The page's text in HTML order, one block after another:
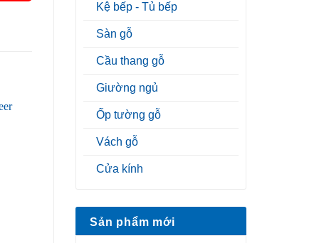
Kệ bếp - Tủ bếp
Sàn gỗ
Cầu thang gỗ
Giường ngủ
Ốp tường gỗ
Vách gỗ
Cửa kính
Sản phẩm mới